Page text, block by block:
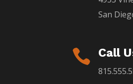
San
 Call